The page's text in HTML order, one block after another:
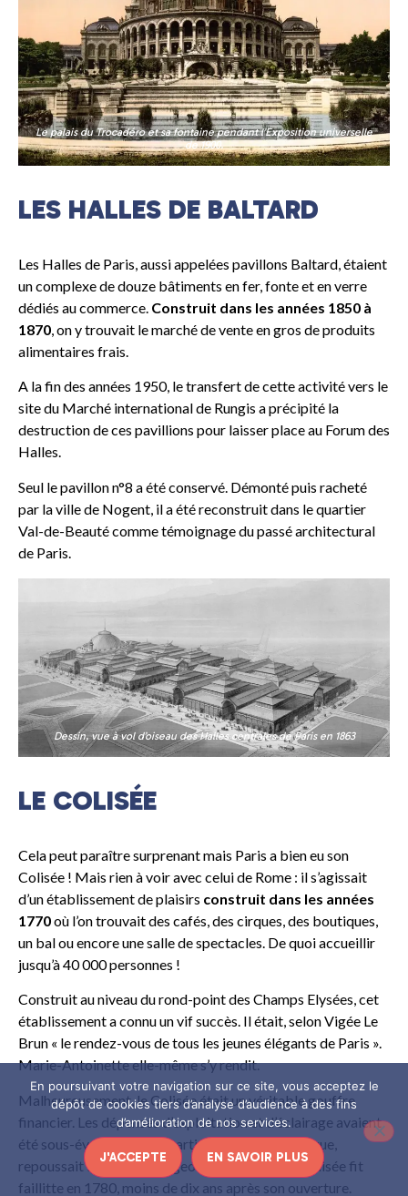
Le palais du Trocadéro et sa fontaine pendant l’Exposition universelle
de 1900.
LES HALLES DE BALTARD
Les Halles de Paris, aussi appelées pavillons Baltard, étaient
un complexe de douze bâtiments en fer, fonte et en verre
dédiés au commerce. Construit dans les années 1850 à
1870, on y trouvait le marché de vente en gros de produits
alimentaires frais.
A la fin des années 1950, le transfert de cette activité vers le
site du Marché international de Rungis a précipité la
destruction de ces pavillions pour laisser place au Forum des
Halles.
Seul le pavillon n°8 a été conservé. Démonté puis racheté
par la ville de Nogent, il a été reconstruit dans le quartier
Val-de-Beauté comme témoignage du passé architectural
de Paris.
Dessin, vue à vol d’oiseau des Halles centrales de Paris en 1863
LE COLISÉE
Cela peut paraître surprenant mais Paris a bien eu son
Colisée ! Mais rien à voir avec celui de Rome : il s’agissait
d’un établissement de plaisirs construit dans les années
1770où l’on trouvait des cafés, des cirques, des boutiques,
un bal ou encore une salle de spectacles. De quoi accueillir
jusqu’à 40 000 personnes !
Construit au niveau du rond-point des Champs Elysées, cet
établissement a connu un vif succès. Il était, selon Vigée Le
Brun « le rendez-vous de tous les jeunes élégants de Paris ».
Marie-Antoinette elle-même s’y rendit.
Malheureusement, le Colisée était un véritable gouffre
financier. Les dépenses d’exploitation et d’éclairage avaient
été sous-évaluées et le quartier, malfamé à l’époque,
repoussait le public bourgeois si bien qu’en le Colisée fit
faillitte en 1780, moins de dix ans après son ouverture.
En poursuivant votre navigation sur ce site, vous acceptez le
dépôt de cookies tiers d’analyse d’audience à des fins
d’amélioration de nos services.
J'ACCEPTE EN SAVOIR PLUS